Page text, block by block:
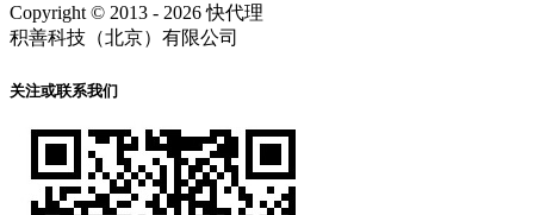
Copyright © 2013 - 2026 快代理
积善科技（北京）有限公司
关注或联系我们